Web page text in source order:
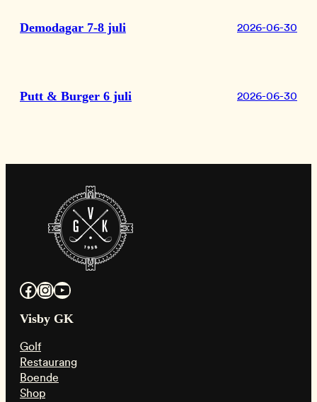
Demodagar 7-8 juli 2026-06-30
Putt & Burger 6 juli 2026-06-30
Facebook InstagramYouTube
Visby GK
Golf
Restaurang
Boende
Shop